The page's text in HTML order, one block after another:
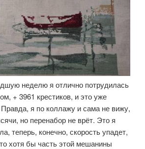
неделю я отлично потрудилась
+ 3961 крестиков, и это уже
я по коллажу и сама не вижу,
но перенабор не врёт. Это я
теперь, конечно, скорость упадет,
хотя бы часть этой мешанины